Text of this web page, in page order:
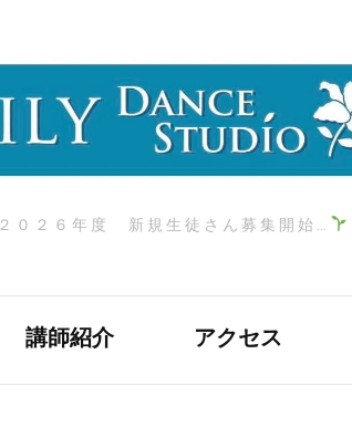
２０２６年度 新規生徒さん募集開始…
講師紹介 アクセス